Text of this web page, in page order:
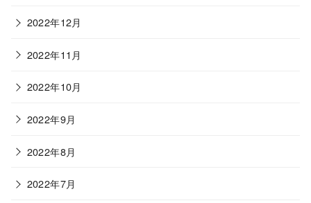
2022年12月
2022年11月
2022年10月
2022年9月
2022年8月
2022年7月